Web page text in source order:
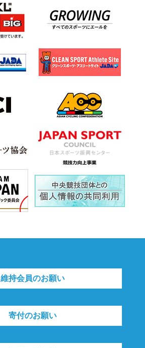
維持会員のお願い
寄付のお願い